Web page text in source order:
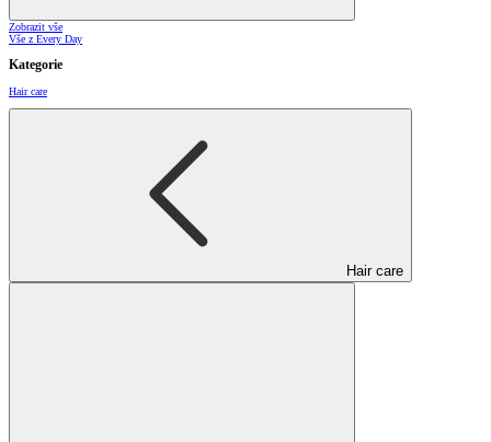
Zobrazit vše
Vše z Every Day
Kategorie
Hair care
Hair care